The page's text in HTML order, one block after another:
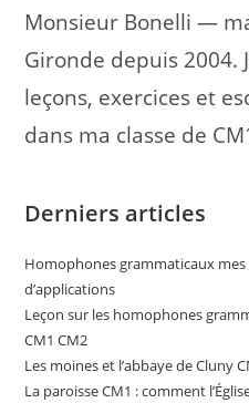
Monsieur Bonelli —
Gironde depuis 2004.
leçons, exercices et
dans ma classe de
Derniers articles
Homophones grammaticaux mes
d’applications
Leçon sur les homophones
CM1 CM2
Les moines et l’abbaye de Cluny
La paroisse CM1 : comment